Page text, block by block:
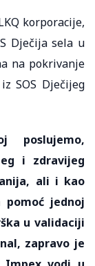
korporacije,
Dječija sela u
na pokrivanje
SOS Dječijeg
poslujemo,
i zdravijeg
ali i kao
jednoj
u validaciji
zapravo je